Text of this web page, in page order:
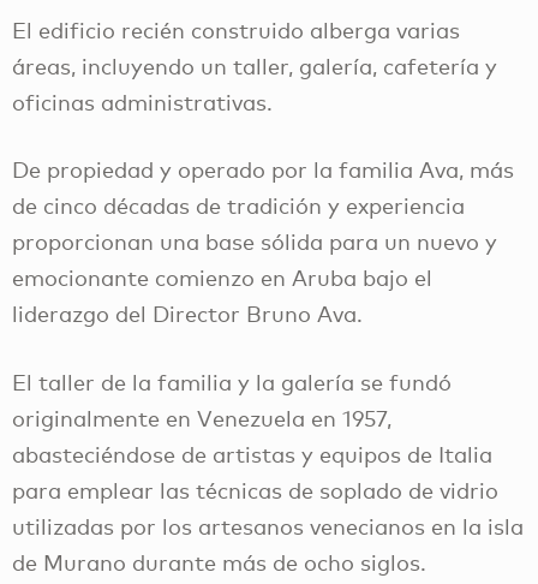
El edificio recién construido alberga varias
áreas, incluyendo un taller, galería, cafetería y
oficinas administrativas.
De propiedad y operado por la familia Ava, más
de cinco décadas de tradición y experiencia
proporcionan una base sólida para un nuevo y
emocionante comienzo en Aruba bajo el
liderazgo del Director Bruno Ava.
El taller de la familia y la galería se fundó
originalmente en Venezuela en 1957,
abasteciéndose de artistas y equipos de Italia
para emplear las técnicas de soplado de vidrio
utilizadas por los artesanos venecianos en la isla
de Murano durante más de ocho siglos.